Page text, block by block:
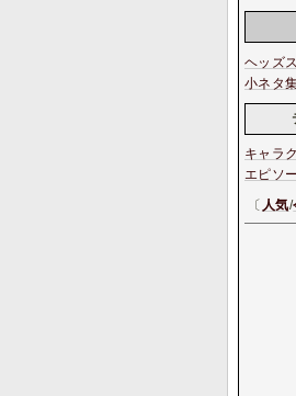
ヘッズ
小ネタ
キャラ
エピソ
〔 人気/